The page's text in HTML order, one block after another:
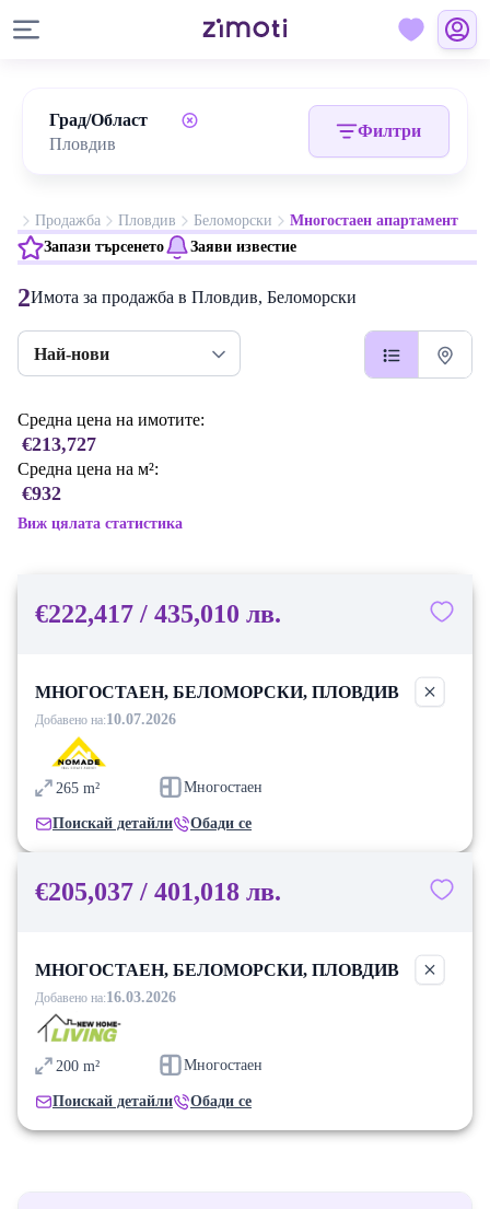
Град/Област
Филтри
Продажба Пловдив Беломорски
Многостаен апартамент
Запази търсенето
Заяви известие
2Имота за продажба в Пловдив, Беломорски
Най-нови
Средна цена на имотите:
€213,727
Средна цена на м²:
€932
Виж цялата статистика
€222,417 / 435,010 лв.
МНОГОСТАЕН, БЕЛОМОРСКИ, ПЛОВДИВ
Добавено на:10.07.2026
265 m² Многостаен
Поискай детайли Обади се
€205,037 / 401,018 лв.
МНОГОСТАЕН, БЕЛОМОРСКИ, ПЛОВДИВ
Добавено на:16.03.2026
200 m² Многостаен
Поискай детайли Обади се